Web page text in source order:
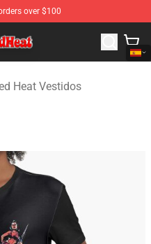
over $100
Canned Heat Merchandise
Heat Vestidos